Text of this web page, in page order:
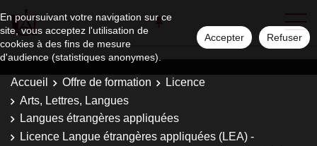
En poursuivant votre navigation sur ce
site, vous acceptez l'utilisation de
cookies à des fins de mesure
d'audience (statistiques anonymes).
Accepter Refuser
Accueil Offre de formation
Licence
Arts, Lettres, Langues
Langues étrangères appliquées
Licence Langue étrangères appliquées (LEA) -